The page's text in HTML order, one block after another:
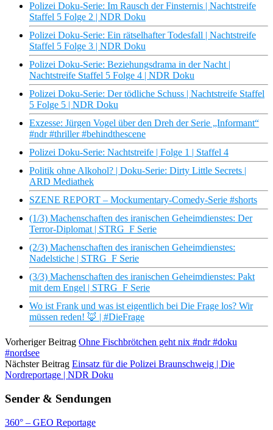
Polizei Doku-Serie: Im Rausch der Finsternis | Nachtstreife
Staffel 5 Folge 2 | NDR Doku
Polizei Doku-Serie: Ein rätselhafter Todesfall | Nachtstreife
Staffel 5 Folge 3 | NDR Doku
Polizei Doku-Serie: Beziehungsdrama in der Nacht |
Nachtstreife Staffel 5 Folge 4 | NDR Doku
Polizei Doku-Serie: Der tödliche Schuss | Nachtstreife Staffel
5 Folge 5 | NDR Doku
Exzesse: Jürgen Vogel über den Dreh der Serie „Informant“
#ndr #thriller #behindthescene
Polizei Doku-Serie: Nachtstreife | Folge 1 | Staffel 4
Politik ohne Alkohol? | Doku-Serie: Dirty Little Secrets |
ARD Mediathek
SZENE REPORT – Mockumentary-Comedy-Serie #shorts
(1/3) Machenschaften des iranischen Geheimdienstes: Der
Terror-Diplomat | STRG_F Serie
(2/3) Machenschaften des iranischen Geheimdienstes:
Nadelstiche | STRG_F Serie
(3/3) Machenschaften des iranischen Geheimdienstes: Pakt
mit dem Engel | STRG_F Serie
Wo ist Frank und was ist eigentlich bei Die Frage los? Wir
müssen reden! 🦊 | #DieFrage
Vorheriger Beitrag Ohne Fischbrötchen geht nix #ndr #doku
#nordsee
Nächster Beitrag Einsatz für die Polizei Braunschweig | Die
Nordreportage | NDR Doku
Sender & Sendungen
360° – GEO Reportage